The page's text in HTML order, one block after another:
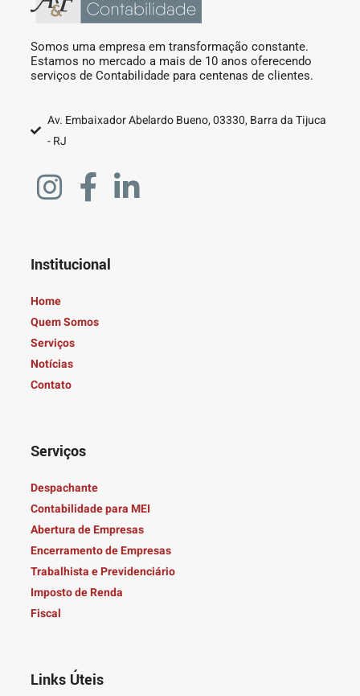
Somos uma empresa em transformação constante.
Estamos no mercado a mais de 10 anos oferecendo
serviços de Contabilidade para centenas de clientes.
Av. Embaixador Abelardo Bueno, 03330, Barra da Tijuca
- RJ
Institucional
Home
Quem Somos
Serviços
Notícias
Contato
Serviços
Despachante
Contabilidade para MEI
Abertura de Empresas
Encerramento de Empresas
Trabalhista e Previdenciário
Imposto de Renda
Fiscal
Links Úteis